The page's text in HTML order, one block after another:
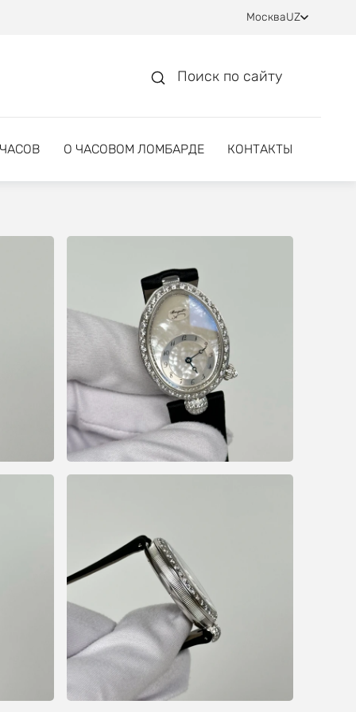
МоскваUZ
Поиск по сайту
О ЧАСОВОМ ЛОМБАРДЕ КОНТАКТЫ